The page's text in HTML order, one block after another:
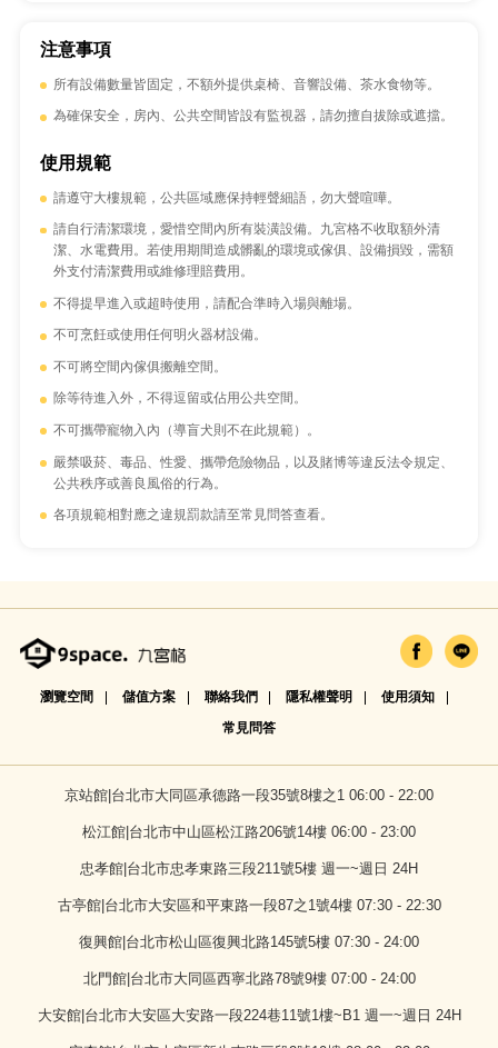
注意事項
所有設備數量皆固定，不額外提供桌椅、音響設備、茶水食物等。
為確保安全，房內、公共空間皆設有監視器，請勿擅自拔除或遮擋。
使用規範
請遵守大樓規範，公共區域應保持輕聲細語，勿大聲喧嘩。
請自行清潔環境，愛惜空間內所有裝潢設備。九宮格不收取額外清
潔、水電費用。若使用期間造成髒亂的環境或傢俱、設備損毀，需額
外支付清潔費用或維修理賠費用。
不得提早進入或超時使用，請配合準時入場與離場。
不可烹飪或使用任何明火器材設備。
不可將空間內傢俱搬離空間。
除等待進入外，不得逗留或佔用公共空間。
不可攜帶寵物入內（導盲犬則不在此規範）。
嚴禁吸菸、毒品、性愛、攜帶危險物品，以及賭博等違反法令規定、
公共秩序或善良風俗的行為。
各項規範相對應之違規罰款請至常見問答查看。
瀏覽空間 儲值方案 聯絡我們 隱私權聲明
使用須知
常見問答
京站館|台北市大同區承德路一段35號8樓之1 06:00 - 22:00
松江館|台北市中山區松江路206號14樓 06:00 - 23:00
忠孝館|台北市忠孝東路三段211號5樓 週一~週日 24H
古亭館|台北市大安區和平東路一段87之1號4樓 07:30 - 22:30
復興館|台北市松山區復興北路145號5樓 07:30 - 24:00
北門館|台北市大同區西寧北路78號9樓 07:00 - 24:00
大安館|台北市大安區大安路一段224巷11號1樓~B1 週一~週日 24H